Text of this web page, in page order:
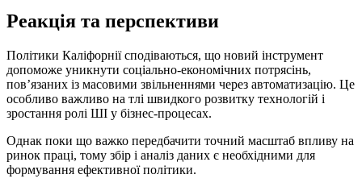
Реакція та перспективи
Політики Каліфорнії сподіваються, що новий інструмент
допоможе уникнути соціально-економічних потрясінь,
пов’язаних із масовими звільненнями через автоматизацію. Це
особливо важливо на тлі швидкого розвитку технологій і
зростання ролі ШІ у бізнес-процесах.
Однак поки що важко передбачити точний масштаб впливу на
ринок праці, тому збір і аналіз даних є необхідними для
формування ефективної політики.